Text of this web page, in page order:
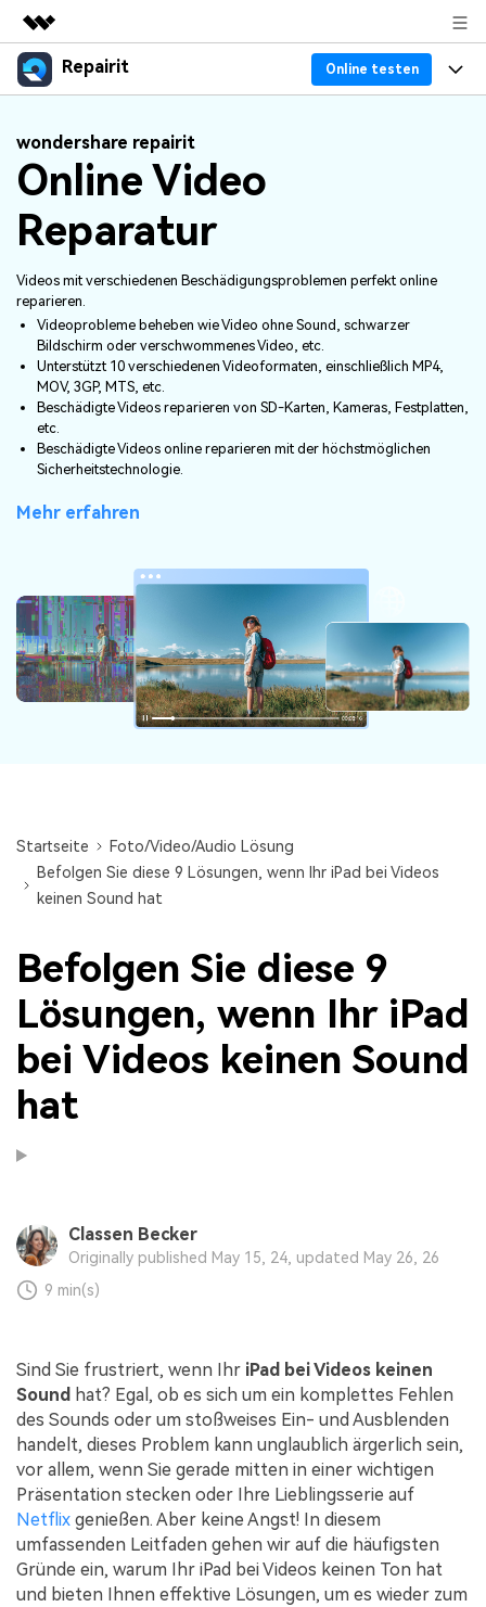
Top-Produkte
Dienstprogramme
Überblick
Lösungen
Über uns
Presseraum
Shop
Support
Repairit Online testen
Desktop
Mehr
Funktionen
Desktop
Warum Repairit
Experte für Datenreparatur
Weitere Produkte
Ressourcen
Dateiprobleme lösen
Computerprobleme lösen
Geräteprobleme lösen
Bonusinformationen
Guide & Support
Mehr Lösungen
Preis
Repairit Toolkit
Für die professionelle, KI-gestützte Reparatur
von Videos, Fotos, Dokumenten und
Repairit für Email
Für die nahtlose Reparatur von PST- und OST-
Dateien sowie verlorenen Outlook-E-Mails.
Herunterladen Sign In
wondershare repairit
Online Video
Reparatur
Videos mit verschiedenen Beschädigungsproblemen perfekt online
reparieren.
Videoprobleme beheben wie Video ohne Sound, schwarzer
Bildschirm oder verschwommenes Video, etc.
Unterstützt 10 verschiedenen Videoformaten, einschließlich MP4,
MOV, 3GP, MTS, etc.
Beschädigte Videos reparieren von SD-Karten, Kameras, Festplatten,
etc.
Beschädigte Videos online reparieren mit der höchstmöglichen
Sicherheitstechnologie.
Mehr erfahren
Startseite
Foto/Video/Audio Lösung
Befolgen Sie diese 9 Lösungen, wenn Ihr iPad bei Videos
keinen Sound hat
Befolgen Sie diese 9
Lösungen, wenn Ihr iPad
bei Videos keinen Sound
hat
Classen Becker
Originally published May 15, 24, updated May 26, 26
9 min(s)
Sind Sie frustriert, wenn Ihr iPad bei Videos keinen
Sound hat? Egal, ob es sich um ein komplettes Fehlen
des Sounds oder um stoßweises Ein- und Ausblenden
handelt, dieses Problem kann unglaublich ärgerlich sein,
vor allem, wenn Sie gerade mitten in einer wichtigen
Präsentation stecken oder Ihre Lieblingsserie auf
Netflix genießen. Aber keine Angst! In diesem
umfassenden Leitfaden gehen wir auf die häufigsten
Gründe ein, warum Ihr iPad bei Videos keinen Ton hat
und bieten Ihnen effektive Lösungen, um es wieder zum